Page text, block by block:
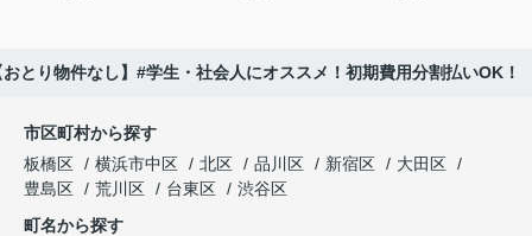
とり物件なし】#学生・社会人にオススメ！初期費用分割払いOK！
市区町村から探す
板橋区
横浜市中区 北区 品川区 新宿区
大田区
豊島区
荒川区 台東区
渋谷区
町名から探す